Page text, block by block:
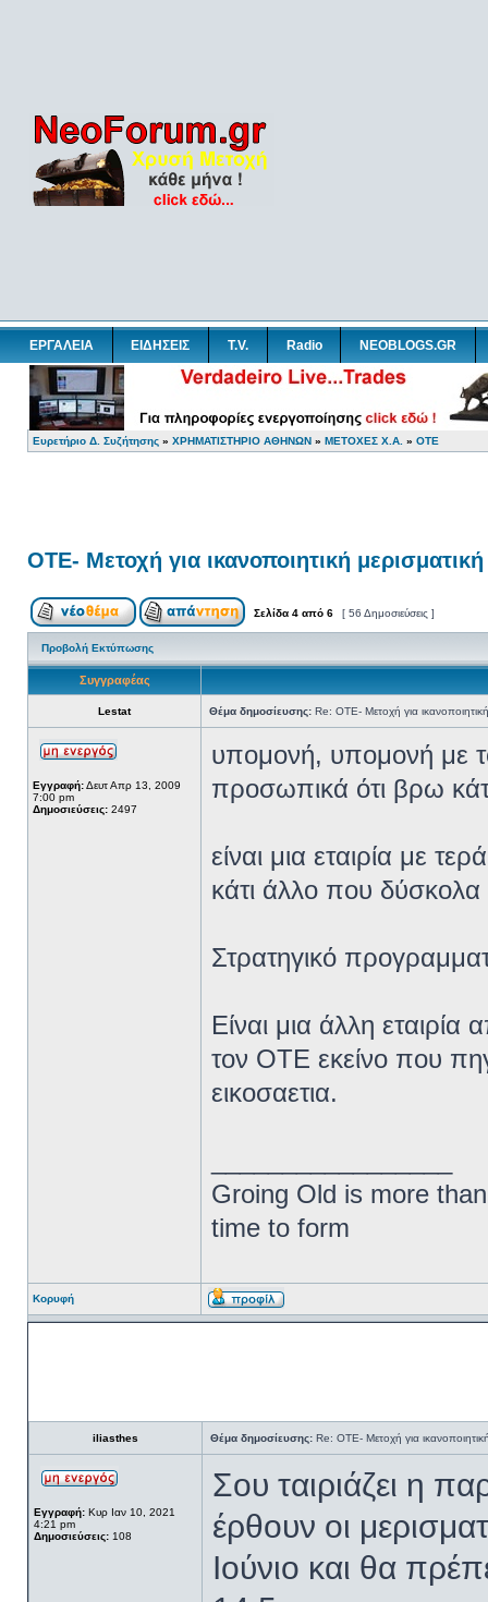
ΕΡΓΑΛΕΙΑ ΕΙΔΗΣΕΙΣ T.V. Radio NEOBLOGS.GR
Ευρετήριο Δ. Συζήτησης » ΧΡΗΜΑΤΙΣΤΗΡΙΟ ΑΘΗΝΩΝ » ΜΕΤΟΧΕΣ Χ.Α. » ΟΤΕ
ΟΤΕ- Μετοχή για ικανοποιητική
Σελίδα 4 από 6 [ 56 Δημοσιεύσεις ]
Προβολή Εκτύπωσης
Συγγραφέας
Lestat Θέμα δημοσίευσης: Re: ΟΤΕ- Μετοχή για
Εγγραφή:Δευτ Απρ 13, 2009
7:00 pm
Δημοσιεύσεις: 2497
υπομονή, υπομονή με
προσωπικά ότι βρω
είναι μια εταιρία με
κάτι άλλο που δύσκολα
Στρατηγικό
Είναι μια άλλη
τον ΟΤΕ εκείνο που
εικοσαετια.
Groing Old is more
time to form
Κορυφή
iliasthes Θέμα δημοσίευσης: Re: ΟΤΕ- Μετοχή για
Εγγραφή: Κυρ Ιαν 10, 2021
4:21 pm
Δημοσιεύσεις: 108
Σου ταιριάζει η
έρθουν οι
Ιούνιο και θα